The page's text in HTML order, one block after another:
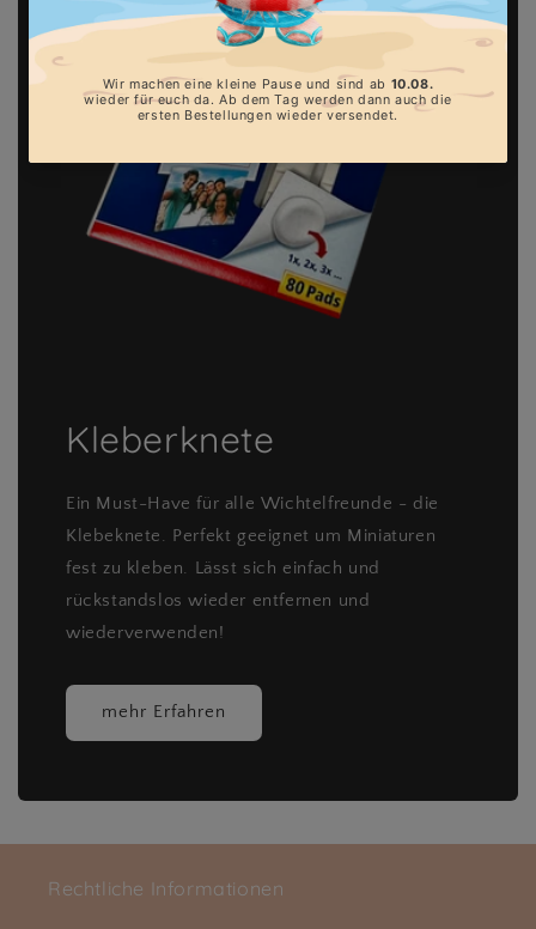
Kleberknete
Ein Must-Have für alle Wichtelfreunde - die
Klebeknete. Perfekt geeignet um Miniaturen
fest zu kleben. Lässt sich einfach und
rückstandslos wieder entfernen und
wiederverwenden!
mehr Erfahren
Rechtliche Informationen